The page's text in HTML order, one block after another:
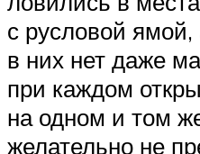
с русловой
в них нет даже
при каждом
на одном и том
желательно не